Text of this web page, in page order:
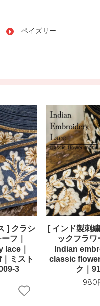
ペイズリー
] クラシ
フ｜
lace｜
ミスト
3
[ インド製刺
ックフラワ
Indian
classic
ク｜
980